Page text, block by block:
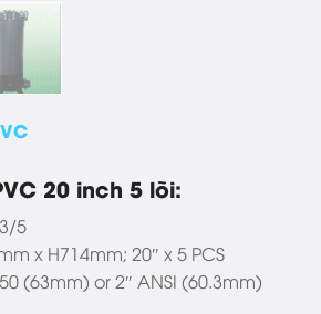
20 inch 5 lõi:
5
x H714mm; 20″ x 5 PCS
(63mm) or 2″ ANSI (60.3mm)